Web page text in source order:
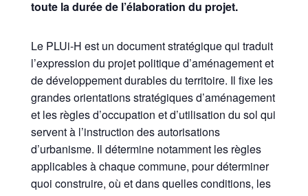
toute la durée de l’élaboration du projet.
Le PLUi-H est un document stratégique qui traduit
l’expression du projet politique d’aménagement et
de développement durables du territoire. Il fixe les
grandes orientations stratégiques d’aménagement
et les règles d’occupation et d’utilisation du sol qui
servent à l’instruction des autorisations
d’urbanisme. Il détermine notamment les règles
applicables à chaque commune, pour déterminer
quoi construire, où et dans quelles conditions, les